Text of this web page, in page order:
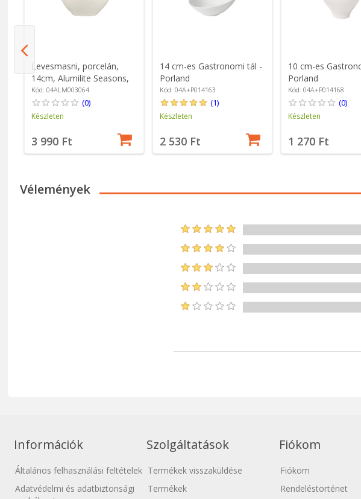
Levesmasni, porcelán,
14cm, Alumilite Seasons,
Bézs - Porland
Kód: 04ALM003064
(0)
Készleten
3 990 Ft
14 cm-es Gastronomi tál -
Porland
Kód: 04A+P014163
(1)
Készleten
2 530 Ft
10 cm-es
Porland
Kód: 04A+P014168
(0)
Készleten
1 270 Ft
Vélemények
Információk
Általános felhasználási feltételek
Adatvédelmi és adatbiztonsági
Szolgáltatások
Termékek visszaküldése
Termékek
Fiókom
Fiókom
Rendeléstörténet